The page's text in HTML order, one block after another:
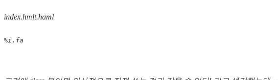
index.hmlt.haml
%i .fa